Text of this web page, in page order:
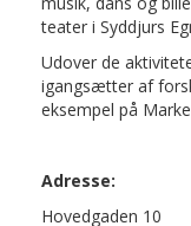
teater i Syddjurs
Udover de
igangsætter af
eksempel på
Adresse:
Hovedgaden 10